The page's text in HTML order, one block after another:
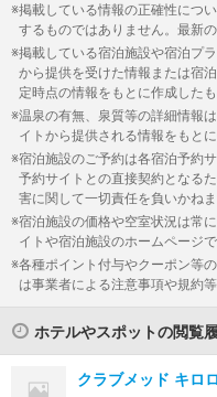
掲載している情報の正確性につ
するものではありません。最新
掲載している宿泊施設や宿泊プ
から提供を受けた情報または宿
定時点の情報をもとに作成したも
温泉の有無、泉質等の詳細情報
イトから提供される情報をもと
宿泊施設のご予約は各宿泊予約
予約サイトとの直接契約となる
害に関して一切責任を負いかねま
宿泊施設の価格や空室状況は常
イトや宿泊施設のホームページ
各種ポイント付与やクーポン等
は事業者による注意事項や規約
ホテルやスポットの閲覧
クラブメッド キロ